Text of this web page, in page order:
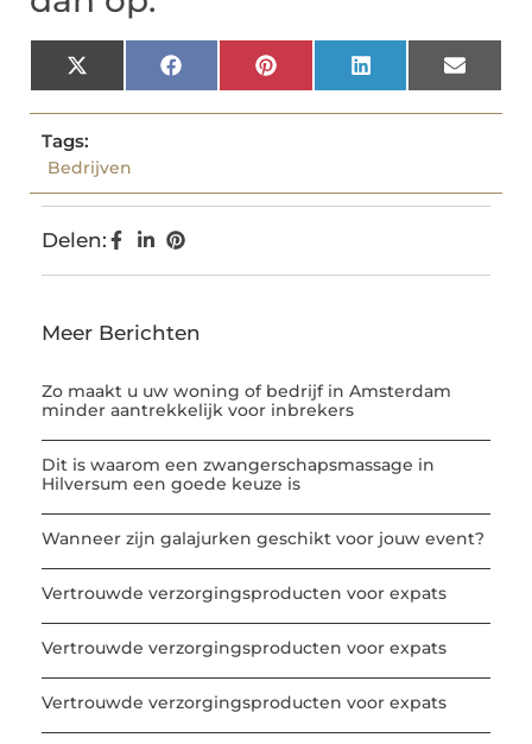
X
(Twitter)
FacebookPinterestLinkedInEmail
Tags:
Bedrijven
Delen:
Meer Berichten
Zo maakt u uw woning of bedrijf in Amsterdam
minder aantrekkelijk voor inbrekers
Dit is waarom een zwangerschapsmassage in
Hilversum een goede keuze is
Wanneer zijn galajurken geschikt voor jouw event?
Vertrouwde verzorgingsproducten voor expats
Vertrouwde verzorgingsproducten voor expats
Vertrouwde verzorgingsproducten voor expats